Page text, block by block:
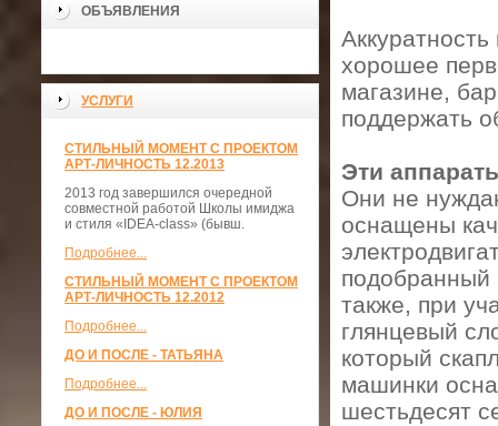
ОБЪЯВЛЕНИЯ
УСЛУГИ
СТИЛЬНЫЙ МОМЕНТ С ПРОЕКТОМ
АРТ-ЛИЧНОСТЬ 12.2013
2013 год завершился очередной
совместной работой Школы имиджа
и стиля «IDEA-class» (бывш.
Подробнее...
СТИЛЬНЫЙ МОМЕНТ С ПРОЕКТОМ
АРТ-ЛИЧНОСТЬ 12.2012
Подробнее...
ДО И ПОСЛЕ - ТАТЬЯНА
Подробнее...
ДО И ПОСЛЕ - ЮЛИЯ
хорошее
магазине,
поддержать
Эти
Они не
оснащены
подобранный
также, при
глянцевый
который
машинки
шестьдесят